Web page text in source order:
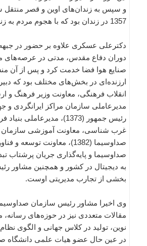
1357 در زندان بود که با هجوم مردم به زندان آزاد شد.
دکترعلی عسکری علاوه بر حضور در
دوران دفاع مقدس، مدتی در عرصه‌های
صنایع هوا فضا خدمت کرد و پس از آن
ارزنده‌ای در بخش‌های مختلف بود که
انقلاب فرهنگی، معاونت وزیر فرهنگ و
مدیرعاملی سازمان مراکز ایرانگردی و
رئیس جمهور (1373)،
غرب شناسی، معاونت آموزشی سازمان
صداوسیما (1382)، معاونت توسعه
صداوسیما و پایه‌گذاری جریان پرشتاب
به دیجیتال در کشور و همچنین مشاور
بخشی از تجارب مدیریتی اوست.
وی اخیرا مشاور رئیس سازمان
مقالات متعددی نیز در حوزه‌های رسانه،
نوین، تولید در کلاس جهانی و الگوی
در عین حال عضو هیات علمی دانشگاه